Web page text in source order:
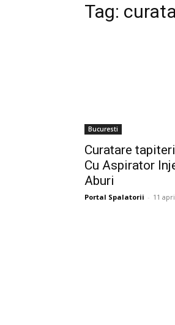
Tag:
Bucuresti
Curatare
Cu Aspirator
Aburi
Portal Spalatorii - 11